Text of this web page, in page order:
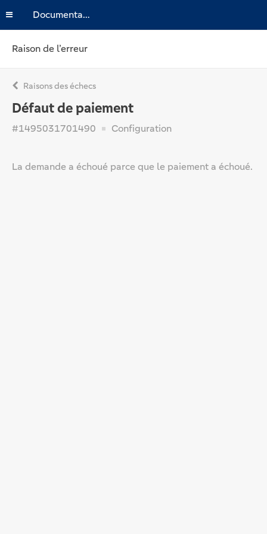
Documentation
Raison de l’erreur
Raisons des échecs
Défaut de paiement
#1495031701490 Configuration
La demande a échoué parce que le paiement a échoué.